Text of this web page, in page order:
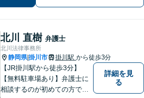
北川 直樹 弁護士
北川法律事務所
静岡県|掛川市 掛川駅 から徒歩3分
【JR掛川駅から徒歩3分】
【無料駐車場あり】弁護士に
相談するのが初めての方でも
詳細を見
る